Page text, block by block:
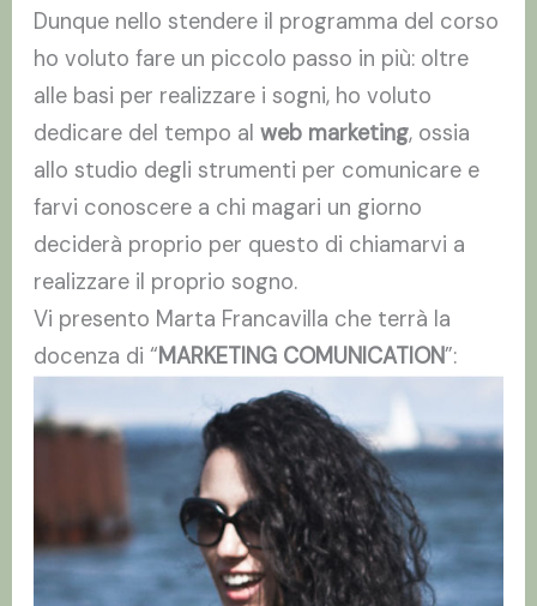
Dunque nello stendere il programma del corso
ho voluto fare un piccolo passo in più: oltre
alle basi per realizzare i sogni, ho voluto
dedicare del tempo alweb marketing, ossia
allo studio degli strumenti per comunicare e
farvi conoscere a chi magari un giorno
deciderà proprio per questo di chiamarvi a
realizzare il proprio sogno.
Vi presento Marta Francavilla che terrà la
docenza di “MARKETING COMUNICATION”: